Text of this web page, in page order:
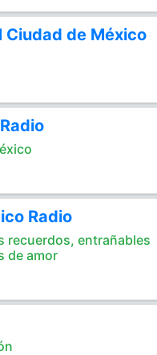
Ciudad de México
Radio
recuerdos, entrañables
de amor